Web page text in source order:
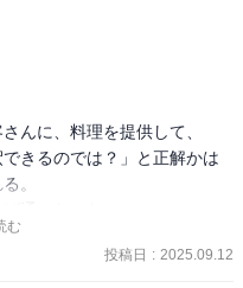
んに、料理を提供して、
きるのでは？」と正解かは
。
む
投稿日 : 2025.09.12